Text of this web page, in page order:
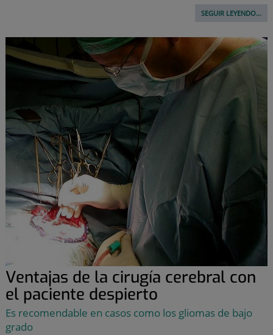
SEGUIR LEYENDO...
Ventajas de la cirugía cerebral con
el paciente despierto
Es recomendable en casos como los gliomas de bajo
grado